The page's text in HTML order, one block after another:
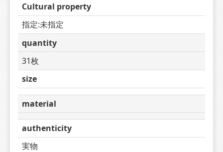
Cultural property
指定:未指定
quantity
31枚
size
material
authenticity
実物